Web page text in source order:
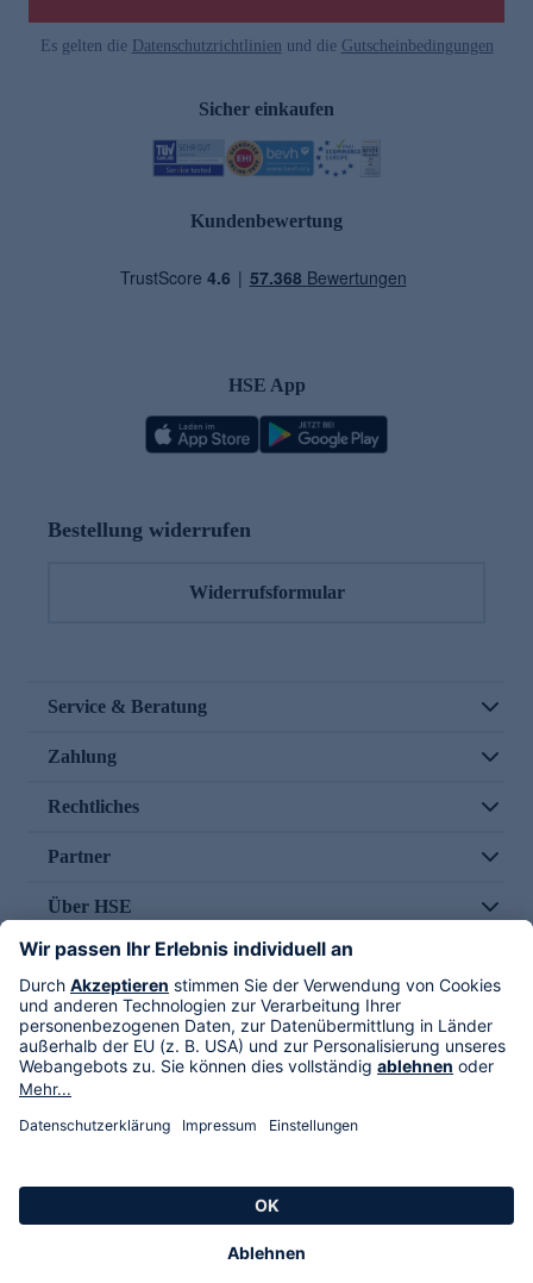
Es gelten die Datenschutzrichtlinien und die Gutscheinbedingungen
Sicher einkaufen
Kundenbewertung
HSE App
Bestellung widerrufen
Widerrufsformular
Service & Beratung
Zahlung
Rechtliches
Partner
Über HSE
Im TV
HSE International